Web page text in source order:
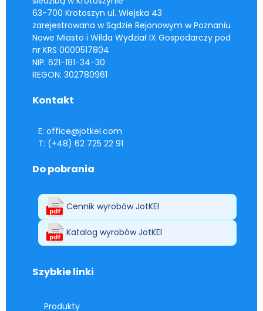
63-700 Krotoszyn ul. Wiejska 43
zarejestrowana w Sądzie Rejonowym w Poznaniu
Nowe Miasto i Wilda Wydział IX Gospodarczy pod
nr KRS 0000517804
NIP: 621-181-34-30
REGON: 302780961
Kontakt
E: office@jotkel.com
T: (+48) 62 725 22 91
Do pobrania
Cennik wyrobów JotKEl
Katalog wyrobów JotKEl
Szybkie linki
Produkty